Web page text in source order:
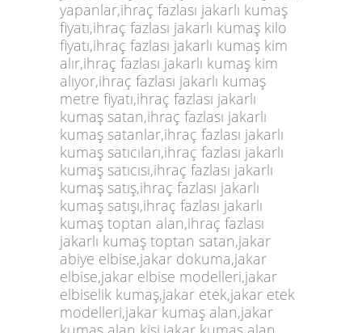
yapanlar,ihraç fazlası jakarlı kumaş
fiyatı,ihraç fazlası jakarlı kumaş kilo
fiyatı,ihraç fazlası jakarlı kumaş kim
alır,ihraç fazlası jakarlı kumaş kim
alıyor,ihraç fazlası jakarlı kumaş
metre fiyatı,ihraç fazlası jakarlı
kumaş satan,ihraç fazlası jakarlı
kumaş satanlar,ihraç fazlası jakarlı
kumaş satıcıları,ihraç fazlası jakarlı
kumaş satıcısı,ihraç fazlası jakarlı
kumaş satış,ihraç fazlası jakarlı
kumaş satışı,ihraç fazlası jakarlı
kumaş toptan alan,ihraç fazlası
jakarlı kumaş toptan satan,jakar
abiye elbise,jakar dokuma,jakar
elbise,jakar elbise modelleri,jakar
elbiselik kumaş,jakar etek,jakar etek
modelleri,jakar kumaş alan,jakar